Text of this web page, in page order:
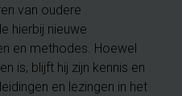
van oudere
hierbij nieuwe
en methodes. Hoewel
is, blijft hij zijn kennis en
en lezingen in het